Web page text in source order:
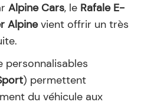
Alpine Cars, le Rafale E-
Alpinevient offrir un très
personnalisables
) permettent
du véhicule aux